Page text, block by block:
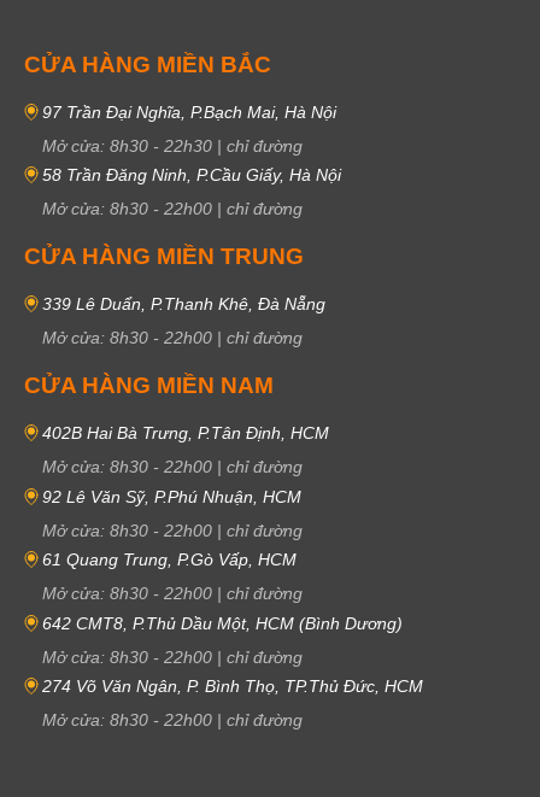
CỬA HÀNG MIỀN BẮC
97 Trần Đại Nghĩa, P.Bạch Mai, Hà Nội
Mở cửa: 8h30 - 22h30 | chỉ đường
58 Trần Đăng Ninh, P.Cầu Giấy, Hà Nội
Mở cửa: 8h30 - 22h00 | chỉ đường
CỬA HÀNG MIỀN TRUNG
339 Lê Duẩn, P.Thanh Khê, Đà Nẵng
Mở cửa: 8h30 - 22h00 | chỉ đường
CỬA HÀNG MIỀN NAM
402B Hai Bà Trưng, P.Tân Định, HCM
Mở cửa: 8h30 - 22h00 | chỉ đường
92 Lê Văn Sỹ, P.Phú Nhuận, HCM
Mở cửa: 8h30 - 22h00 | chỉ đường
61 Quang Trung, P.Gò Vấp, HCM
Mở cửa: 8h30 - 22h00 | chỉ đường
642 CMT8, P.Thủ Dầu Một, HCM (Bình Dương)
Mở cửa: 8h30 - 22h00 | chỉ đường
274 Võ Văn Ngân, P. Bình Thọ, TP.Thủ Đức, HCM
Mở cửa: 8h30 - 22h00 | chỉ đường